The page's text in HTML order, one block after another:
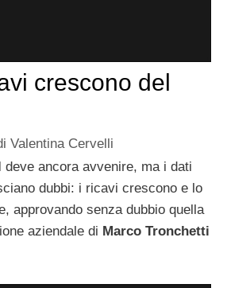
crescono del
Valentina Cervelli
deve ancora avvenire, ma i dati
dubbi: i ricavi crescono e lo
approvando senza dubbio quella
aziendale di Marco Tronchetti